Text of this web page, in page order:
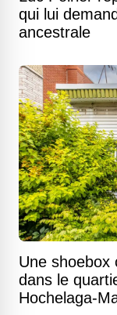
qui lui
ancestrale
Une shoebox
dans le
Hochelaga-